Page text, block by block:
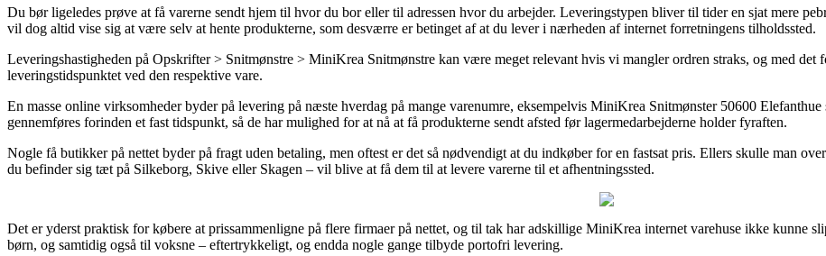
Du bør ligeledes prøve at få varerne sendt hjem til hvor du bor eller til adressen hvor du arbejder. Leveringstypen bliver til tider en sjat mere
vil dog altid vise sig at være selv at hente produkterne, som desværre er betinget af at du lever i nærheden af internet forretningens tilholdssted.
Leveringshastigheden på Opskrifter > Snitmønstre > MiniKrea Snitmønstre kan være meget relevant hvis vi mangler ordren straks, og med det
leveringstidspunktet ved den respektive vare.
En masse online virksomheder byder på levering på næste hverdag på mange varenumre, eksempelvis MiniKrea Snitmønster 50600
gennemføres forinden et fast tidspunkt, så de har mulighed for at nå at få produkterne sendt afsted før lagermedarbejderne holder fyraften.
Nogle få butikker på nettet byder på fragt uden betaling, men oftest er det så nødvendigt at du indkøber for en fastsat pris. Ellers skulle man
du befinder sig tæt på Silkeborg, Skive eller Skagen – vil blive at få dem til at levere varerne til et afhentningssted.
Det er yderst praktisk for købere at prissammenligne på flere firmaer på nettet, og til tak har adskillige MiniKrea internet varehuse ikke kunne
børn, og samtidig også til voksne – eftertrykkeligt, og endda nogle gange tilbyde portofri levering.